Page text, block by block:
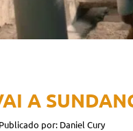
A
Publicado por: Daniel Cury